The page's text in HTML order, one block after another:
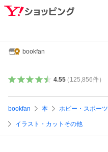
bookfan
4.55（ 125,856件）
bookfan 本 ホビー・スポーツ
イラスト・カットその他